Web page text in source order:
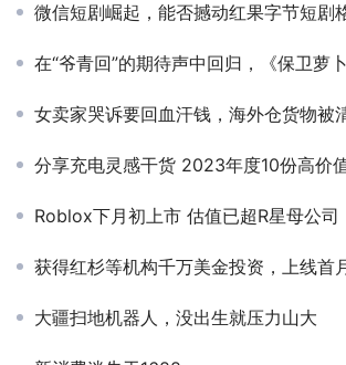
微信短剧崛起，能否撼动红果字节短剧
在“爷青回”的期待声中回归，《保卫萝卜4》公
女卖家哭诉要回血汗钱，海外仓货物被清空不
分享充电灵感干货 2023年度10份高价值
Roblox下月初上市 估值已超R星母公司
获得红杉等机构千万美金投资，上线首月GMV达400万元，“天猫精灵”创
大疆扫地机器人，没出生就压力山大